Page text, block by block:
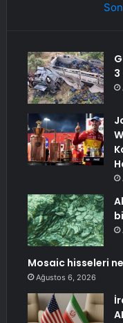
3
Mosaic hisseleri
Ağustos 6, 2026